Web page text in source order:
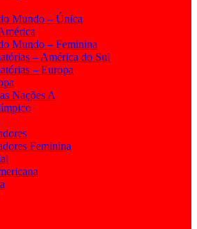
Mundo – Única
Mundo – Feminina
– América do Sul
– Europa
Nações A
Feminina